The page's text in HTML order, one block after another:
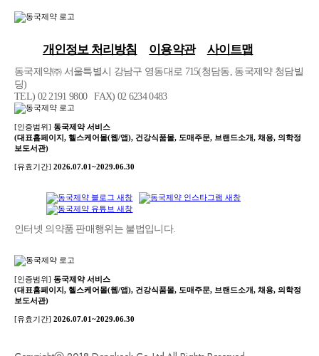
개인정보 처리방침 이용약관 사이트맵
동국제약㈜ 서울특별시 강남구 영동대로 715(청담동, 동국제약 청담빌
딩)
TEL) 02 2191 9800 FAX) 02 6234 0483
[인증범위] 동국제약 서비스
(대표홈페이지, 헬스케어몰(웹/앱), 건강식품몰, 도매주문, 브랜드소개, 채용, 의학정
보도서관)
[유효기간] 2026.07.01~2029.06.30
인터넷 의약품 판매행위는 불법입니다.
[인증범위] 동국제약 서비스
(대표홈페이지, 헬스케어몰(웹/앱), 건강식품몰, 도매주문, 브랜드소개, 채용, 의학정
보도서관)
[유효기간] 2026.07.01~2029.06.30